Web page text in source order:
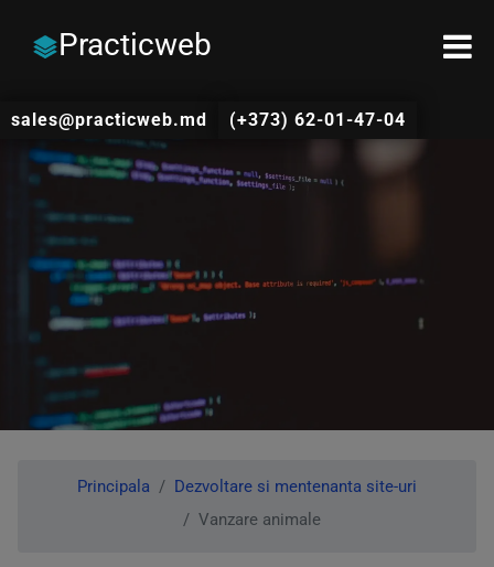
Practicweb
sales@practicweb.md (+373) 62-01-47-04
Principala
Dezvoltare si mentenanta site-uri
Vanzare animale